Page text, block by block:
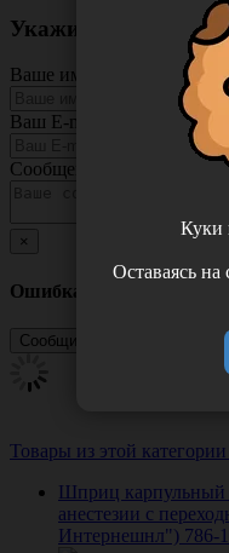
Укажите неточность
Ваше имя
Ваш E-mail
Сообщение
×
Ошибка
Товары из этой категории
Шприц карпульный
анестезии с
Интернешнл") 786-
Куки
Оставаясь